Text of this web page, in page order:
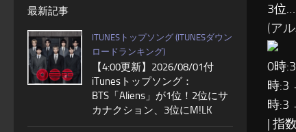
3位
(ア
0時
時:3
時:3
| 指
最新記事
ITUNESトップソング (ITUNESダウン
ロードランキング)
【4:00更新】2026/08/01付
iTunesトップソング：
BTS「Aliens」が1位！2位にサ
カナクション、3位にM!LK